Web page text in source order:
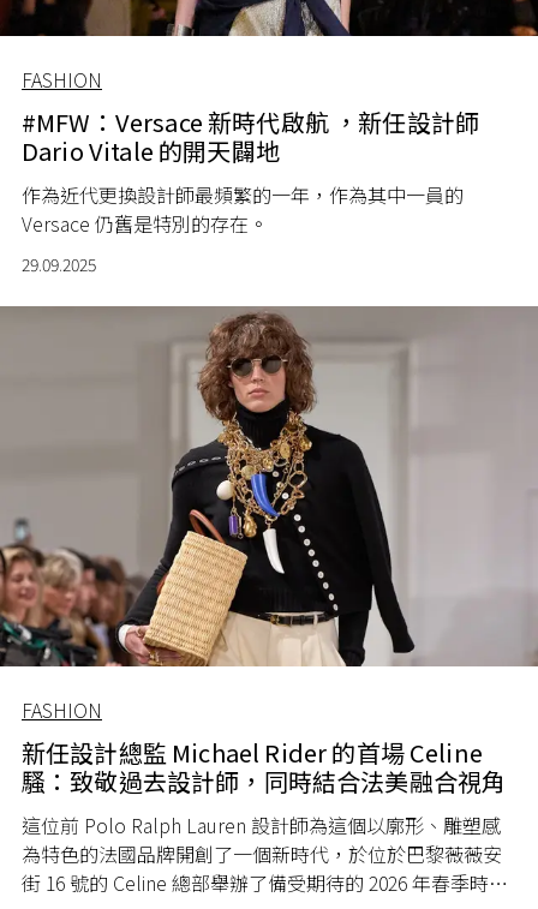
FASHION
#MFW：Versace 新時代啟航 ，新任設計師
Dario Vitale 的開天闢地
作為近代更換設計師最頻繁的一年，作為其中一員的
Versace 仍舊是特別的存在。
29.09.2025
FASHION
新任設計總監 Michael Rider 的首場 Celine
騷：致敬過去設計師，同時結合法美融合視角
這位前 Polo Ralph Lauren 設計師為這個以廓形、雕塑感
為特色的法國品牌開創了一個新時代，於位於巴黎薇薇安
街 16 號的 Celine 總部舉辦了備受期待的 2026 年春季時裝